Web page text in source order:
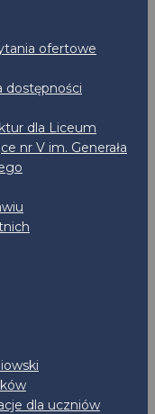
ofertowe
dostępności
dla Liceum
nr V im. Generała
dla uczniów